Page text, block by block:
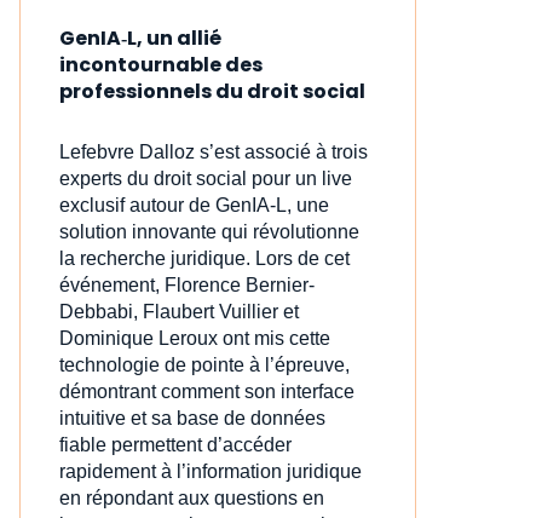
GenIA‑L, un allié
incontournable des
professionnels du droit social
Lefebvre Dalloz s’est associé à trois
experts du droit social pour un live
exclusif autour de GenIA‑L, une
solution innovante qui révolutionne
la recherche juridique. Lors de cet
événement, Florence Bernier-
Debbabi, Flaubert Vuillier et
Dominique Leroux ont mis cette
technologie de pointe à l’épreuve,
démontrant comment son interface
intuitive et sa base de données
fiable permettent d’accéder
rapidement à l’information juridique
en répondant aux questions en